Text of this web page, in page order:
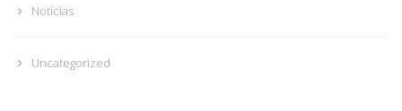
Notícias
Uncategorized